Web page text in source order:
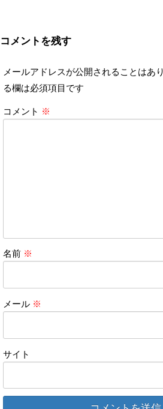
コメントを残す
メールアドレスが公開されることはあり
る欄は必須項目です
コメント ※
名前 ※
メール ※
サイト